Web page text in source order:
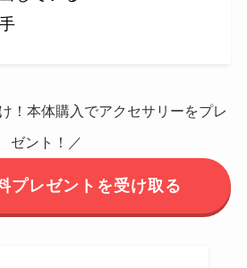
！本体購入でアクセサリーをプレ
ゼント！／
プレゼントを受け取る